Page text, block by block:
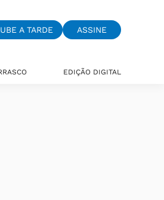
A TARDE ASSINE
EDIÇÃO DIGITAL